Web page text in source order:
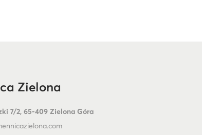
Zielona
7/2, 65-409 Zielona Góra